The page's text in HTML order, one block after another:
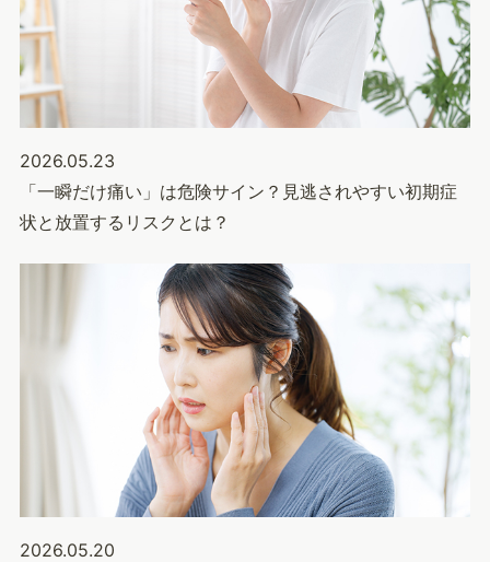
2026.05.23
「一瞬だけ痛い」は危険サイン？見逃されやすい初期症
状と放置するリスクとは？
2026.05.20